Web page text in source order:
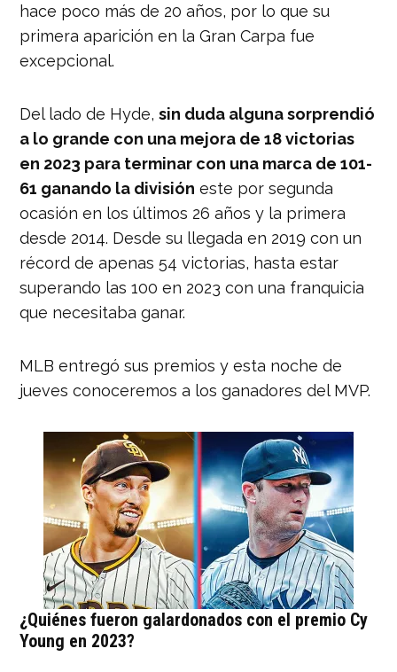
hace poco más de 20 años, por lo que su
primera aparición en la Gran Carpa fue
excepcional.
Del lado de Hyde,sin duda alguna sorprendió
a lo grande con una mejora de 18 victorias
en 2023 para terminar con una marca de 101-
61 ganando la división este por segunda
ocasión en los últimos 26 años y la primera
desde 2014. Desde su llegada en 2019 con un
récord de apenas 54 victorias, hasta estar
superando las 100 en 2023 con una franquicia
que necesitaba ganar.
MLB entregó sus premios y esta noche de
jueves conoceremos a los ganadores del MVP.
¿Quiénes fueron galardonados con el premio Cy
Young en 2023?